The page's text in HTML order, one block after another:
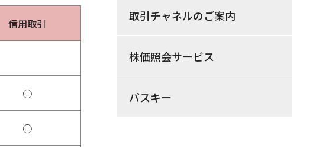
信用取引
○
○
取引チャネルのご案内
株価照会サービス
パスキー